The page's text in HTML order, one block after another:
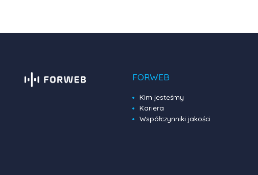
FORWEB
Kim jesteśmy
Kariera
Współczynniki jakości